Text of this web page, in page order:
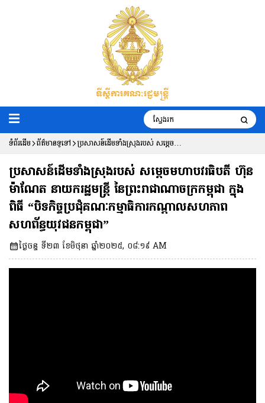
ទំព័រដើម ព័ត៌មានទូទៅ ប្រសាសន៍ដើមទាំងស្រុងរបស់ សម្តេច
មហាបវរធិបតី ហ៊ុន ម៉ាណែត នាយករដ្ឋមន្ត្រី
នៃព្រះរាជាណាចក្រកម្ពុជា ក្នុងពិធី “បិទកិច្ច
ប្រជុំគណៈកម្មាធិការកណ្តាលសហភាព
សហព័ន្ធយុវជនកម្ពុជា”
ប្រសាសន៍ដើមទាំងស្រុងរបស់ សម្តេចមហាបវរធិបតី ហ៊ុន
ម៉ាណែត នាយករដ្ឋមន្ត្រី នៃព្រះរាជាណាចក្រកម្ពុជា ក្នុង
ពិធី “បិទកិច្ចប្រជុំគណៈកម្មាធិការកណ្តាលសហភាព
សហព័ន្ធយុវជនកម្ពុជា”
ថ្ងៃចន្ទ ទី២៣ ខែមិថុនា ឆ្នាំ២០២៥, ០៨:១៩ AM